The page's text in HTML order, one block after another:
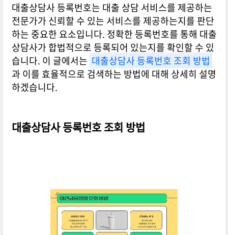
대출상담사 등록번호는 대출 상담 서비스를 제공하는
전문가가 신뢰할 수 있는 서비스를 제공하는지를 판단
하는 중요한 요소입니다. 정확한 등록번호를 통해 대출
상담사가 합법적으로 등록되어 있는지를 확인할 수 있
습니다. 이 글에서는 대출상담사 등록번호 조회 방법
과 이를 효율적으로 검색하는 방법에 대해 상세히 설명
하겠습니다.
대출상담사 등록번호 조회 방법